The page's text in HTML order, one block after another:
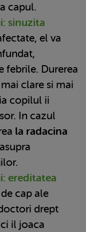
capul.
sinuzita
el va
febrile. Durerea
clare si mai
copilul ii
In cazul
la radacina
ereditatea
cap ale
drept
il joaca